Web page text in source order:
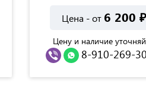
Цена - от 6 200 ₽
Цену и наличие
8-910-269-